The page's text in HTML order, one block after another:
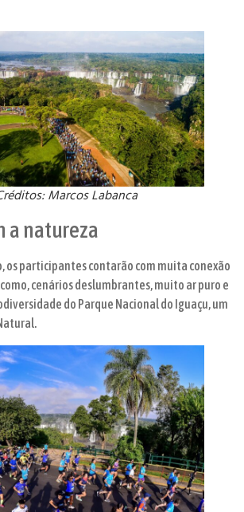
Marcos Labanca
a natureza
os participantes contarão com muita conexão
cenários deslumbrantes, muito ar puro e
do Parque Nacional do Iguaçu, um